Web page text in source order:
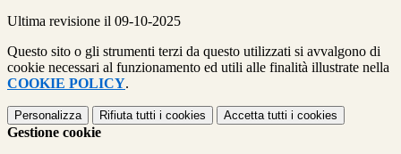
Ultima revisione il 09-10-2025
Questo sito o gli strumenti terzi da questo utilizzati si avvalgono di
cookie necessari al funzionamento ed utili alle finalità illustrate nella
COOKIE POLICY.
Personalizza Rifiuta tutti i cookies Accetta tutti i cookies
Gestione cookie